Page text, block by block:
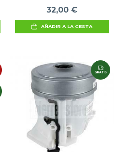
32,00 €
AÑADIR A LA CESTA
GRATIS